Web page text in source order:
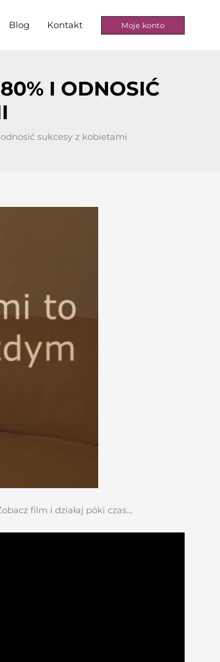
Blog Kontakt Moje konto
I ODNOSIĆ
sukcesy z kobietami
film i działaj póki czas…